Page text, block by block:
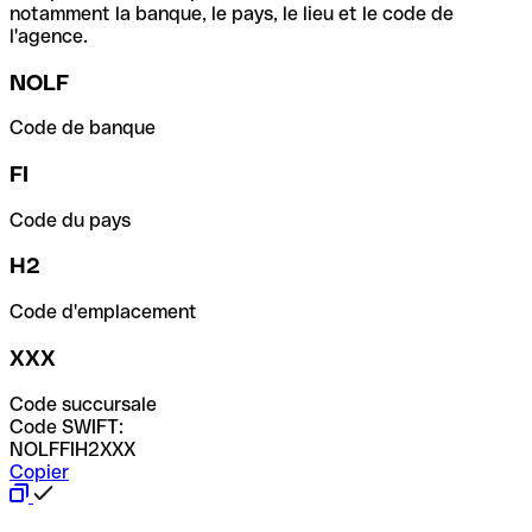
notamment la banque, le pays, le lieu et le code de
l'agence.
NOLF
Code de banque
FI
Code du pays
H2
Code d'emplacement
XXX
Code succursale
Code SWIFT:
NOLFFIH2XXX
Copier